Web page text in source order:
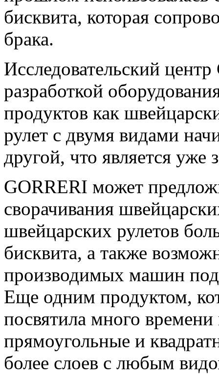
бисквита, которая
брака.
Исследовательский
разработкой
продуктов как
рулет с двумя видами
другой, что является уже
GORRERI может
сворачивания
швейцарских рулетов
бисквита, а также
производимых машин
Еще одним продуктом,
посвятила много
прямоугольные и
более слоев с любым